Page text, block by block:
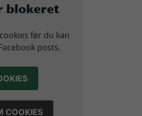
til HØJ Elite
blokeret
før du kan
posts.
COOKIES